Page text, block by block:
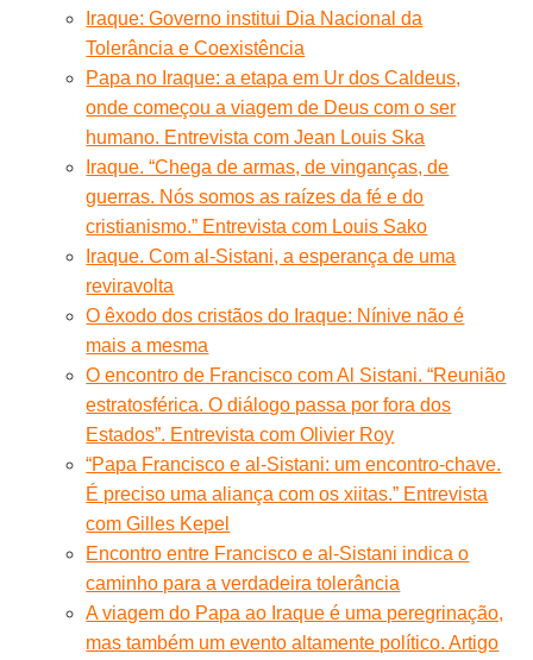
Iraque: Governo institui Dia Nacional da
Tolerância e Coexistência
Papa no Iraque: a etapa em Ur dos Caldeus,
onde começou a viagem de Deus com o ser
humano. Entrevista com Jean Louis Ska
Iraque. “Chega de armas, de vinganças, de
guerras. Nós somos as raízes da fé e do
cristianismo.” Entrevista com Louis Sako
Iraque. Com al-Sistani, a esperança de uma
reviravolta
O êxodo dos cristãos do Iraque: Nínive não é
mais a mesma
O encontro de Francisco com Al Sistani. “Reunião
estratosférica. O diálogo passa por fora dos
Estados”. Entrevista com Olivier Roy
“Papa Francisco e al-Sistani: um encontro-chave.
É preciso uma aliança com os xiitas.” Entrevista
com Gilles Kepel
Encontro entre Francisco e al-Sistani indica o
caminho para a verdadeira tolerância
A viagem do Papa ao Iraque é uma peregrinação,
mas também um evento altamente político. Artigo